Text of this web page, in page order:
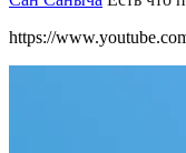
https://